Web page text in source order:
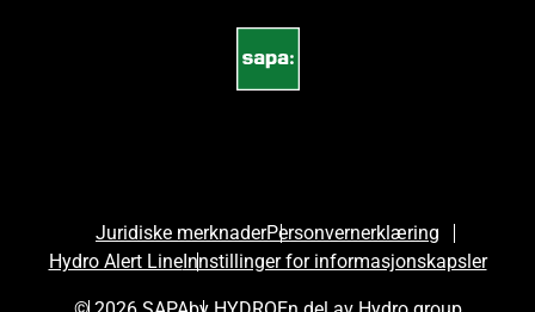
Juridiske merknaderPersonvernerklæring
Hydro Alert LineInnstillinger for informasjonskapsler